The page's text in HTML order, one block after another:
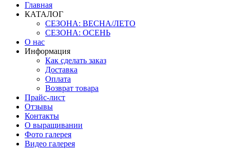
Главная
КАТАЛОГ
СЕЗОНА: ВЕСНА/ЛЕТО
СЕЗОНА: ОСЕНЬ
О нас
Информация
Как сделать заказ
Доставка
Оплата
Возврат товара
Прайс-лист
Отзывы
Контакты
О выращивании
Фото галерея
Видео галерея